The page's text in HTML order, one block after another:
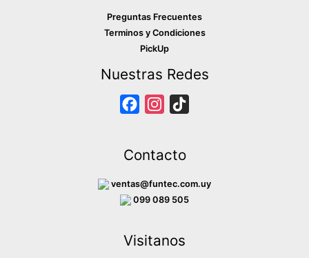
Preguntas Frecuentes
Terminos y Condiciones
PickUp
Nuestras Redes
e
b
o
k
t
a
g
a
o
Contacto
ventas@funtec.com.uy
099 089 505
Visitanos